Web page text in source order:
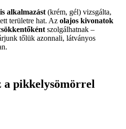
alkalmazást (krém, gél) vizsgálta,
területre hat. Az olajos kivonatok
szolgálhatnak –
tőlük azonnali, látványos
pikkelysömörrel